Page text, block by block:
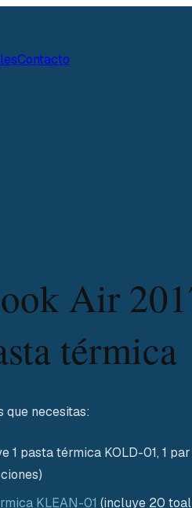
Contacto
Air
térmica
que necesitas:
1 pasta térmica KOLD-01, 1
KLEAN-01 (incluye 20